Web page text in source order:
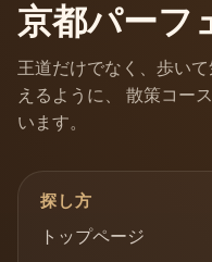
京都パーフ
王道だけでなく、歩い
えるように、 散策コー
います。
探し方
トップページ